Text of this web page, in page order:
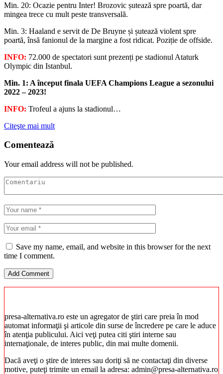
Min. 20: Ocazie pentru Inter! Brozovic șutează spre poartă, dar
mingea trece cu mult peste transversală.
Min. 3: Haaland e servit de De Bruyne și șutează violent spre
poartă, însă fanionul de la margine a fost ridicat. Poziție de offside.
INFO: 72.000 de spectatori sunt prezenți pe stadionul Ataturk
Olympic din Istanbul.
Min. 1: A început finala UEFA Champions League a sezonului
2022 – 2023!
INFO: Trofeul a ajuns la stadionul…
Citeşte mai mult
Comentează
Your email address will not be published.
Save my name, email, and website in this browser for the next
time I comment.
presa-alternativa.ro este un agregator de ştiri care preia în mod
automat informaţii şi articole din surse de încredere pe care le aduce
în atenţia publicului. Aici veţi putea citi ştiri interne sau
internaţionale, de interes public, din mai multe domenii.
Dacă aveţi o ştire de interes sau doriţi să ne contactaţi din diverse
motive, puteţi trimite un email la adresa: admin@presa-alternativa.ro